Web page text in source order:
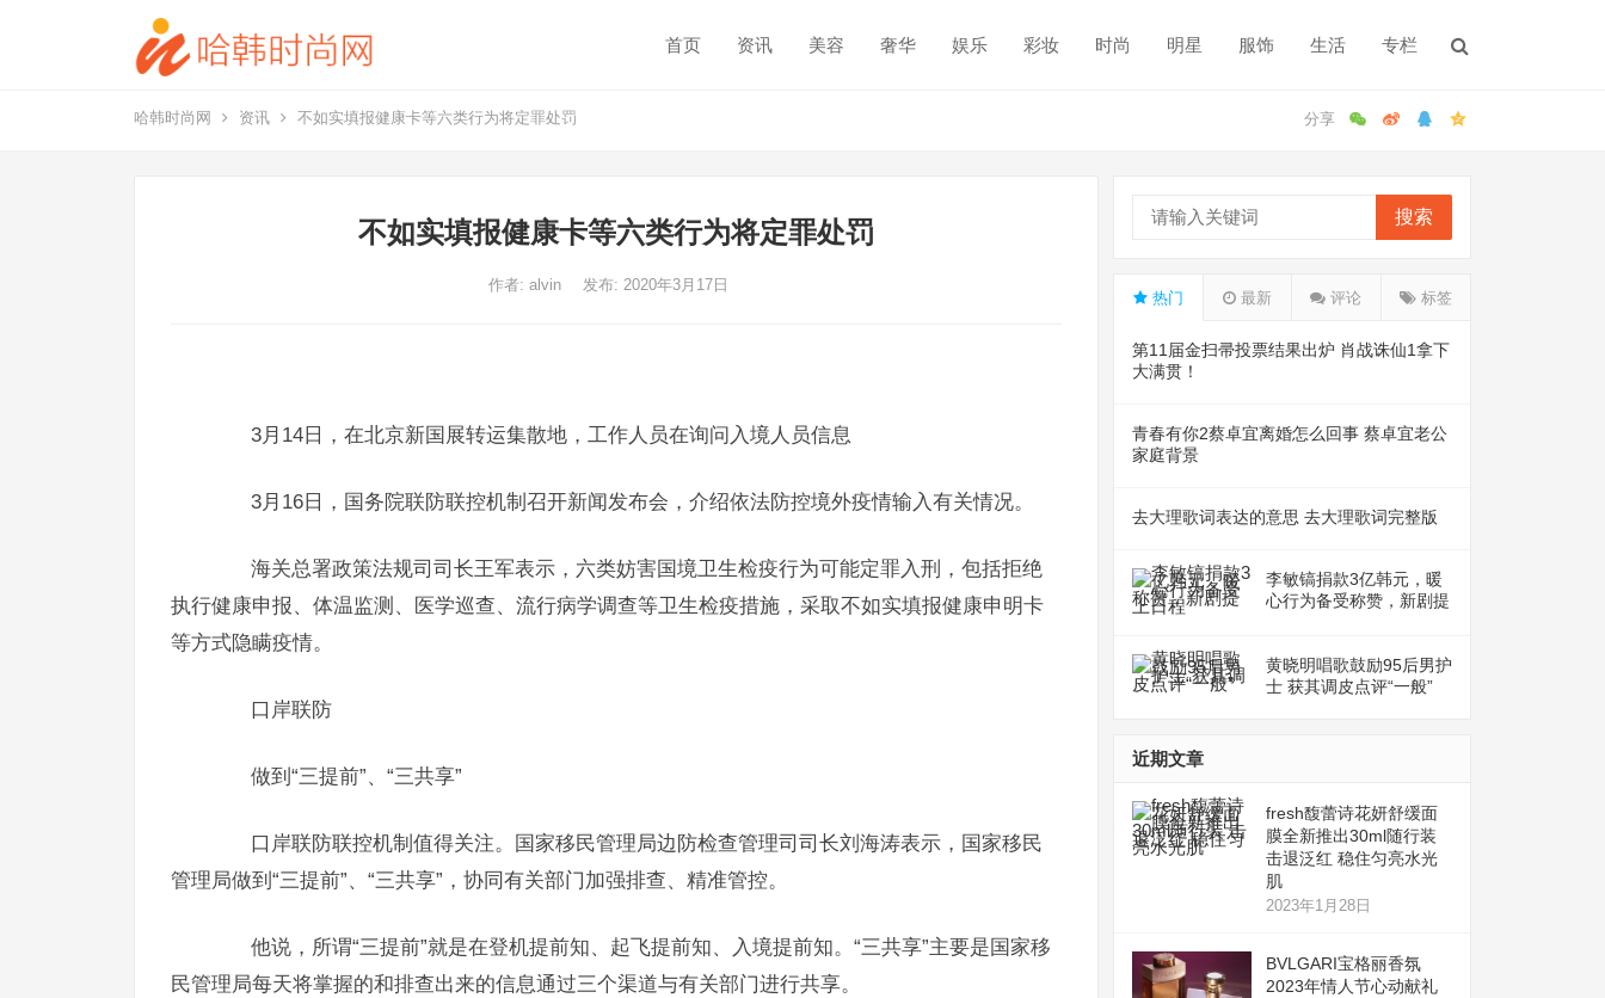
首页 资讯 美容 奢华 娱乐 彩妆 时尚 明星 服饰 生活 专栏
哈韩时尚网 资讯 不如实填报健康卡等六类行为将定罪处罚
不如实填报健康卡等六类行为将定罪处罚
作者: alvin 发布: 2020年3月17日
3月14日，在北京新国展转运集散地，工作人员在询问入境人员信息
3月16日，国务院联防联控机制召开新闻发布会，介绍依法防控境外疫情输入有关情况。
海关总署政策法规司司长王军表示，六类妨害国境卫生检疫行为可能定罪入刑，包括拒绝
执行健康申报、体温监测、医学巡查、流行病学调查等卫生检疫措施，采取不如实填报健康申明卡
等方式隐瞒疫情。
口岸联防
做到“三提前”、“三共享”
口岸联防联控机制值得关注。国家移民管理局边防检查管理司司长刘海涛表示，国家移民
管理局做到“三提前”、“三共享”，协同有关部门加强排查、精准管控。
他说，所谓“三提前”就是在登机提前知、起飞提前知、入境提前知。“三共享”主要是国家移
民管理局每天将掌握的和排查出来的信息通过三个渠道与有关部门进行共享。
搜索
热门 最新 评论 标签
第11届金扫帚投票结果出炉 肖战诛仙1拿下
大满贯！
青春有你2蔡卓宜离婚怎么回事 蔡卓宜老公
家庭背景
去大理歌词表达的意思 去大理歌词完整版
李敏镐捐款3亿韩元，暖
心行为备受称赞，新剧提
黄晓明唱歌鼓励95后男护
士 获其调皮点评“一般”
近期文章
fresh馥蕾诗花妍舒缓面
膜全新推出30ml随行装
击退泛红 稳住匀亮水光
肌
2023年1月28日
BVLGARI宝格丽香氛
2023年情人节心动献礼